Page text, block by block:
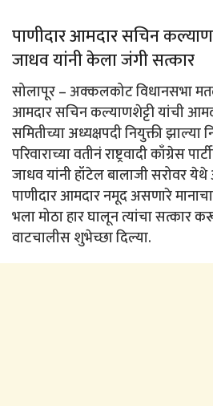
पाणीदार आमदार सचिन
जाधव यांनी केला जंगी सत्कार
सोलापूर – अक्कलकोट विधानसभा
आमदार सचिन कल्याणशेट्टी यांची
समितीच्या अध्यक्षपदी नियुक्ती झाल्या
परिवाराच्या वतीनं राष्ट्रवादी काँग्रेस
जाधव यांनी हॉटेल बालाजी सरोवर
पाणीदार आमदार नमूद असणारे
भला मोठा हार घालून त्यांचा सत्कार
वाटचालीस शुभेच्छा दिल्या.